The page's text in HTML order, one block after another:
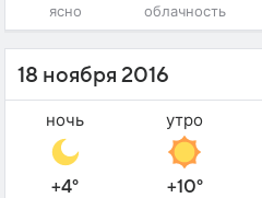
ясно облачность
18 ноября 2016
ночь
+4°
утро
+10°